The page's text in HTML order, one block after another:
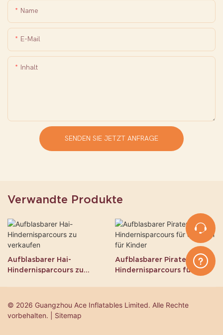
Name
E-Mail
Inhalt
SENDEN SIE JETZT ANFRAGE
Verwandte Produkte
Aufblasbarer Hai-
Hindernisparcours zu
Aufblasbarer Piratenschiff-
Hindernisparcours für
© 2026 Guangzhou Ace Inflatables Limited. Alle Rechte
vorbehalten. | Sitemap